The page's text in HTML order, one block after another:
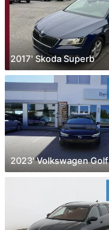
2017' Skoda Superb
2023' Volkswagen Golf